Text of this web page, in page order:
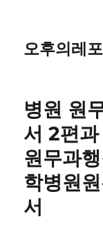
오후의레
병원 원
서 2편
원무과
학병원
서